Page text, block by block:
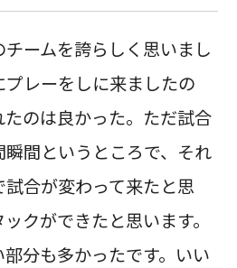
チームを誇らしく思いまし
レーをしに来ましたの
のは良かった。ただ試合
間というところで、それ
合が変わって来たと思
クができたと思います。
分も多かったです。いい